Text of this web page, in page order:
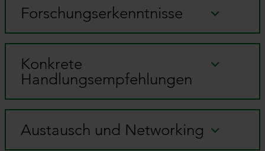
Forschungserkenntnisse
Konkrete
Handlungsempfehlungen
Austausch und Networking